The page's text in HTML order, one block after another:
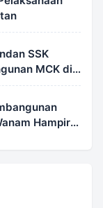
SSK
MCK di
Hampir